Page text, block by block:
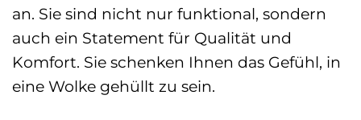
an. Sie sind nicht nur funktional, sondern
auch ein Statement für Qualität und
Komfort. Sie schenken Ihnen das Gefühl, in
eine Wolke gehüllt zu sein.